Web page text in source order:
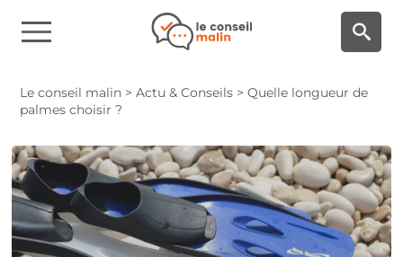
Le conseil malin >Actu & Conseils >Quelle longueur de
palmes choisir ?